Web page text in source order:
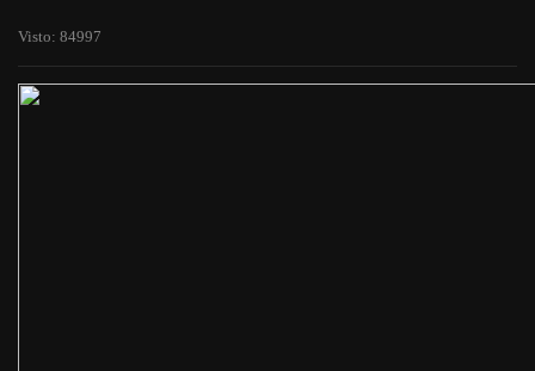
Visto: 84997